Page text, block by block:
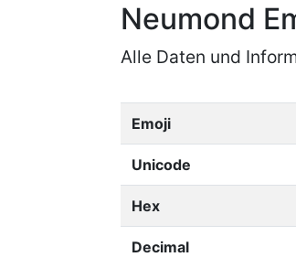
Neumond
Alle Daten und
Emoji
Unicode
Hex
Decimal